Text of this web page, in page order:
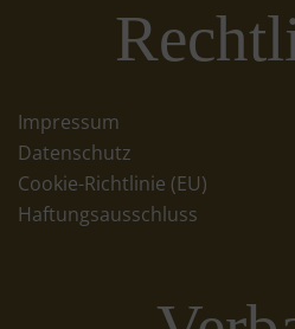
Impressum
Datenschutz
Cookie-Richtlinie (EU)
Haftungsausschluss